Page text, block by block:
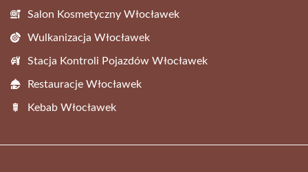
Salon Kosmetyczny Włocławek
Wulkanizacja Włocławek
Stacja Kontroli Pojazdów Włocławek
Restauracje Włocławek
Kebab Włocławek